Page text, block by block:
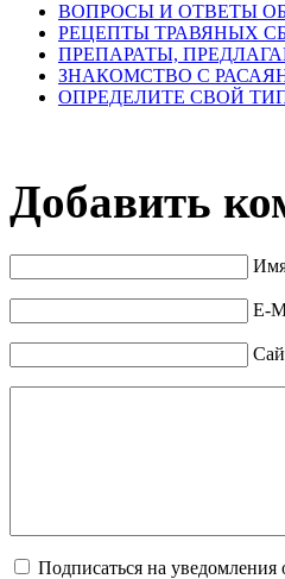
ВОПРОСЫ И ОТВЕТЫ
РЕЦЕПТЫ ТРАВЯНЫХ
ПРЕПАРАТЫ,
ЗНАКОМСТВО С
ОПРЕДЕЛИТЕ СВОЙ
Добавить
Имя
E-
Подписаться на